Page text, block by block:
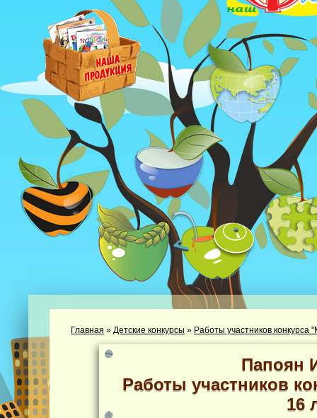
Главная » Детские конкурсы » Работы участников конкурса
Папоян
Работы участников
16